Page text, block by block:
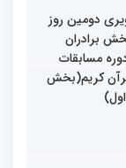
دومین روز
برادران
مسابقات
کریم(بخش
اول)